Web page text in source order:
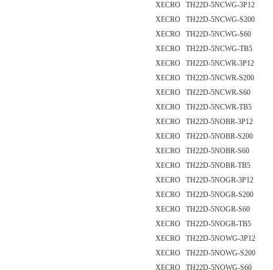
XECRO TH22D-5NCWG-3P12
XECRO TH22D-5NCWG-S200
XECRO TH22D-5NCWG-S60
XECRO TH22D-5NCWG-TB5
XECRO TH22D-5NCWR-3P12
XECRO TH22D-5NCWR-S200
XECRO TH22D-5NCWR-S60
XECRO TH22D-5NCWR-TB5
XECRO TH22D-5NOBR-3P12
XECRO TH22D-5NOBR-S200
XECRO TH22D-5NOBR-S60
XECRO TH22D-5NOBR-TB5
XECRO TH22D-5NOGR-3P12
XECRO TH22D-5NOGR-S200
XECRO TH22D-5NOGR-S60
XECRO TH22D-5NOGR-TB5
XECRO TH22D-5NOWG-3P12
XECRO TH22D-5NOWG-S200
XECRO TH22D-5NOWG-S60